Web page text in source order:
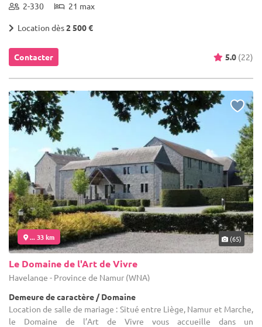
2-330 21 max
Location dès2 500 €
Contacter 5.0 (22)
... 33 km (65)
Le Domaine de l'Art de Vivre
Havelange - Province de Namur (WNA)
Demeure de caractère / Domaine
Location de salle de mariage : Situé entre Liège, Namur et Marche,
le Domaine de l’Art de Vivre vous accueille dans un